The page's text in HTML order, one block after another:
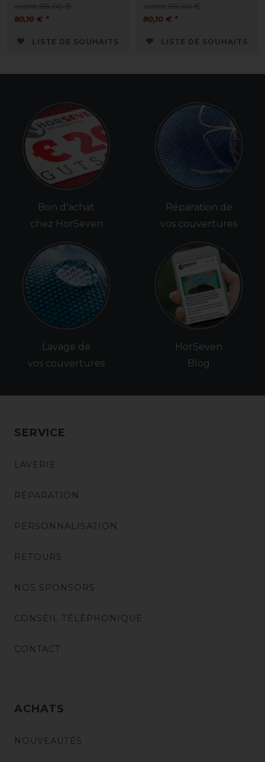
avant 89,00 €
80,10 € *
LISTE DE SOUHAITS
avant 89,00 €
80,10 € *
LISTE DE SOUHAITS
Bon d'achat
chez HorSeven
Lavage de
vos couvertures
Réparation de
vos couvertures
HorSeven
Blog
SERVICE
LAVERIE
RÉPARATION
PERSONNALISATION
RETOURS
NOS SPONSORS
CONSEIL TÉLÉPHONIQUE
CONTACT
ACHATS
NOUVEAUTÉS